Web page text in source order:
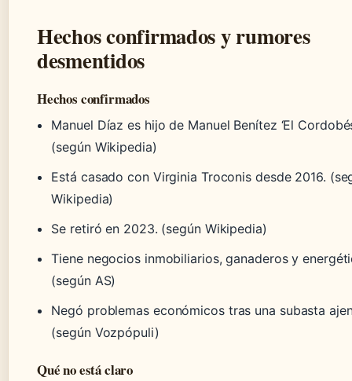
Hechos confirmados y rumores
desmentidos
Hechos confirmados
Manuel Díaz es hijo de Manuel Benítez ‘El
(según Wikipedia)
Está casado con Virginia Troconis desde 2016.
Wikipedia)
Se retiró en 2023. (según Wikipedia)
Tiene negocios inmobiliarios, ganaderos y
(según AS)
Negó problemas económicos tras una subasta
(según Vozpópuli)
Qué no está claro